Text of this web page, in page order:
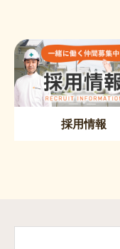
採用情報